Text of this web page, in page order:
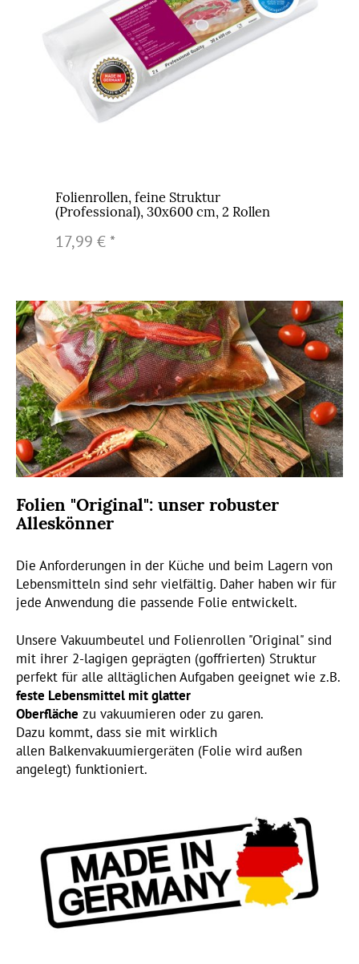
Folienrollen, feine Struktur
(Professional), 30x600 cm, 2 Rollen
17,99 €*
Folien "Original": unser robuster
Alleskönner
Die Anforderungen in der Küche und beim Lagern von
Lebensmitteln sind sehr vielfältig. Daher haben wir für
jede Anwendung die passende Folie entwickelt.
Unsere Vakuumbeutel und Folienrollen "Original" sind
mit ihrer 2-lagigen geprägten (goffrierten) Struktur
perfekt für alle alltäglichen Aufgaben geeignet wie z.B.
feste Lebensmittel mit glatter
Oberfläche zu vakuumieren oder zu garen.
Dazu kommt, dass sie mit wirklich
allen Balkenvakuumiergeräten (Folie wird außen
angelegt) funktioniert.